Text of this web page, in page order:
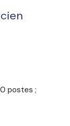
postes ;